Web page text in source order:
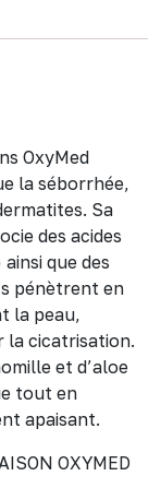
OxyMed
la séborrhée,
Sa
des acides
que des
pénètrent en
la peau,
la cicatrisation.
et d’aloe
tout en
apaisant.
OXYMED